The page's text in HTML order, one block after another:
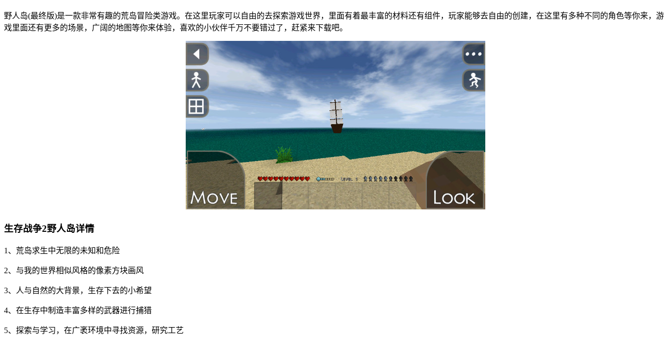
野人岛(最终版)是一款非常有趣的荒岛冒险类游戏。在这里玩家可以自由的去探索游戏世界，里面有着最丰富的材料还有组件，玩家能够去自由的创建，在这里有多种不同的角色等你来，游
戏里面还有更多的场景，广阔的地图等你来体验，喜欢的小伙伴千万不要错过了，赶紧来下载吧。
生存战争2野人岛详情
1、荒岛求生中无限的未知和危险
2、与我的世界相似风格的像素方块画风
3、人与自然的大背景，生存下去的小希望
4、在生存中制造丰富多样的武器进行捕猎
5、探索与学习，在广袤环境中寻找资源，研究工艺